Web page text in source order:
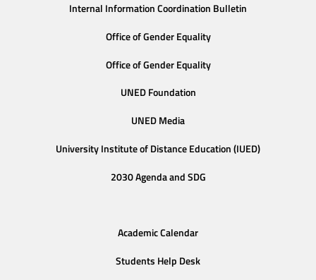
Internal Information Coordination Bulletin
Office of Gender Equality
Office of Gender Equality
UNED Foundation
UNED Media
University Institute of Distance Education (IUED)
2030 Agenda and SDG
Academic Calendar
Students Help Desk